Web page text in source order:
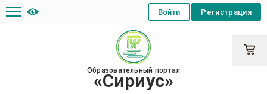
Образовательный портал
«Сириус»
Регистрация
Войти